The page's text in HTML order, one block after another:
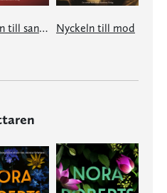
Nyckeln till sanningen Nyckeln till mod